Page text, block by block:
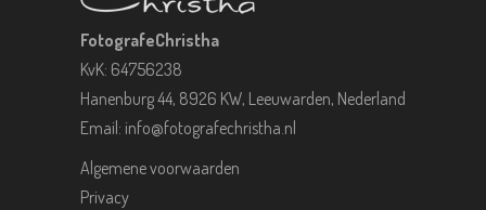
FotografeChristha
KvK: 64756238
Hanenburg 44, 8926 KW, Leeuwarden, Nederland
Email: info@fotografechristha.nl
Algemene voorwaarden
Privacy